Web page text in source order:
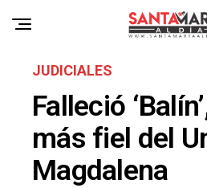
JUDICIALES
Falleció
más fiel del
Magdalena